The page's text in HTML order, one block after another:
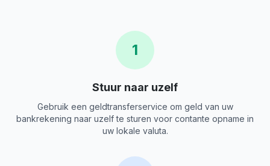
1
Stuur naar uzelf
Gebruik een geldtransferservice om geld van uw
bankrekening naar uzelf te sturen voor contante opname in
uw lokale valuta.